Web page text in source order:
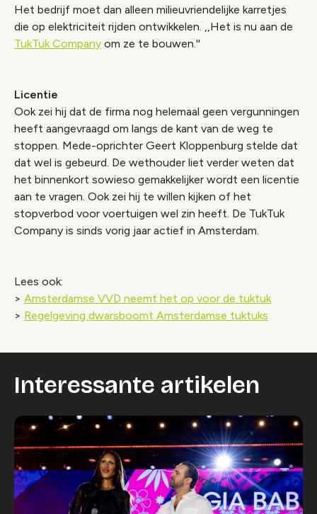
Het bedrijf moet dan alleen milieuvriendelijke karretjes
die op elektriciteit rijden ontwikkelen. ,,Het is nu aan de
TukTuk Company om ze te bouwen.''
Licentie
Ook zei hij dat de firma nog helemaal geen vergunningen
heeft aangevraagd om langs de kant van de weg te
stoppen. Mede-oprichter Geert Kloppenburg stelde dat
dat wel is gebeurd. De wethouder liet verder weten dat
het binnenkort sowieso gemakkelijker wordt een licentie
aan te vragen. Ook zei hij te willen kijken of het
stopverbod voor voertuigen wel zin heeft. De TukTuk
Company is sinds vorig jaar actief in Amsterdam.
Lees ook:
> Amsterdamse VVD neemt het op voor de tuktuk
> Regelgeving dwarsboomt Amsterdamse tuktuks
Interessante artikelen